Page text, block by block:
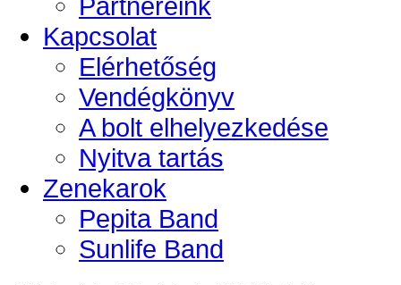
Kapcsolat
Elérhetőség
Vendégkönyv
A bolt elhelyezkedése
Nyitva tartás
Zenekarok
Pepita Band
Sunlife Band